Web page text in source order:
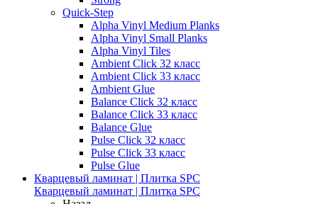
Quick-Step
Alpha Vinyl Medium Planks
Alpha Vinyl Small Planks
Alpha Vinyl Tiles
Ambient Click 32 класс
Ambient Click 33 класс
Ambient Glue
Balance Click 32 класс
Balance Click 33 класс
Balance Glue
Pulse Click 32 класс
Pulse Click 33 класс
Pulse Glue
Кварцевый ламинат | Плитка SPC
Кварцевый ламинат | Плитка SPC